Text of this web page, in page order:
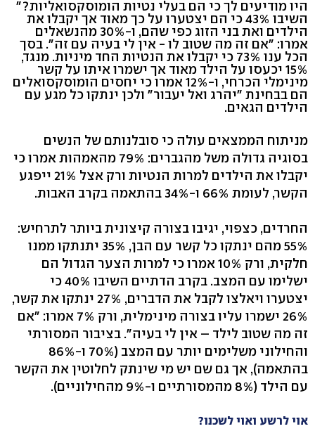
היו מודיעים לך כי הם בעלי נטיות הומוסקסואליות?"
השיבו 43% כי הם יצטערו על כך מאוד אך יקבלו את
הילדים ואת בני הזוג כפי שהם, ו-30% מהנשאלים
אמרו: "אם זה מה שטוב לו - אין לי בעיה עם זה". בסך
הכל ענו 73% כי יקבלו את הנטיות החד מיניות. מנגד,
15% יכעסו על הילד מאוד אך ישמרו איתו על קשר
מינימלי הכרחי, ו-12% אמרו כי יחסים הומוסקסואלים
הם בבחינת "יהרג ואל יעבור" ולכן ינתקו כל מגע עם
הילדים הגאים.
מניתוח הממצאים עולה כי סובלנותם של הנשים
בסוגיה גדולה משל מהגברים: 79% מהאמהות אמרו כי
יקבלו את הילדים למרות הנטיות ורק אצל 21% ייפגע
הקשר, לעומת 66% ו-34% בהתאמה בקרב האבות.
החרדים, כצפוי, יגיבו בצורה קיצונית ביותר לתרחיש:
55% מהם ינתקו כל קשר עם הבן, 35% יתנתקו ממנו
חלקית, ורק 10% אמרו כי למרות הצער הגדול הם
ישלימו עם המצב. בקרב הדתיים השיבו 40% כי
יצטערו ויאלצו לקבל את הדברים, 27% ינתקו את קשר,
26% ישמרו עליו בצורה מינימלית, ורק 7% אמרו: "אם
זה מה שטוב לילד – אין לי בעיה". בציבור המסורתי
והחילוני משלימים יותר עם המצב (70% ו-86%
בהתאמה), אך גם שם יש מי שינתק לחלוטין את הקשר
עם הילד (8% מהמסורתיים ו-9% מהחילוניים).
אוי לרשע ואוי לשכנו?